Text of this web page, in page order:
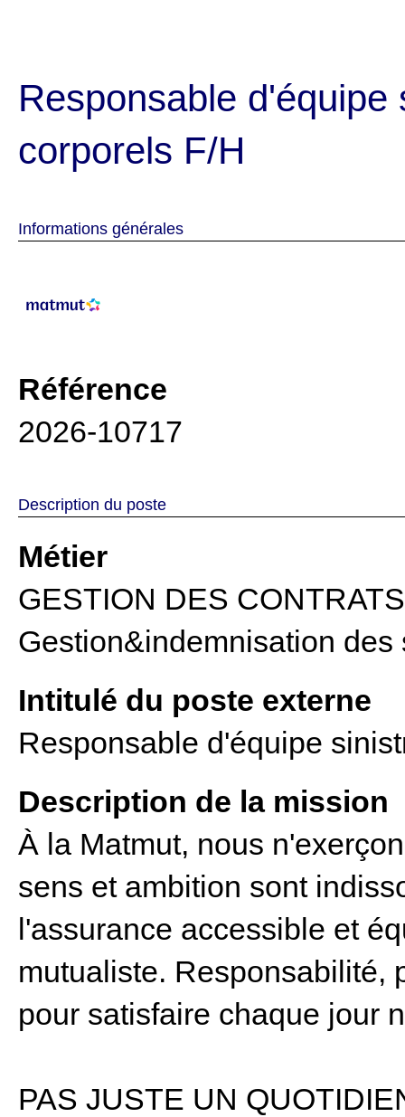
Responsable
corporels F/H
Informations générales
Référence
2026-10717
Description du poste
Métier
GESTION DES
Gestion&indemnisation
Intitulé du poste externe
Responsable d'équipe
Description de la mission
À la Matmut, nous
sens et ambition sont
l'assurance accessible et
mutualiste. Responsabilité,
pour satisfaire chaque jour
PAS JUSTE UN